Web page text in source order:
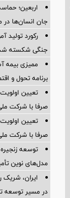
اربعین؛
جان انسان‌ها
رکورد تولید
جنگی شکسته
ممیزی بیمه
برنامه تحول و
تعیین
صرفا با شرکت
تعیین
صرفا با شرکت
توسعه
مدل‌های نوین
ایران، شریک
در مسیر توسعه